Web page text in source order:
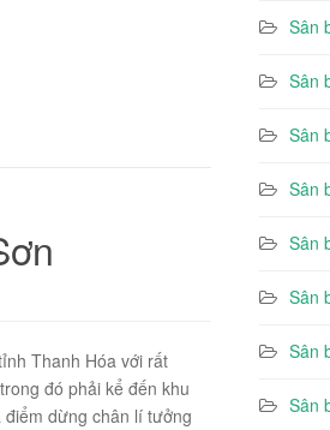
Thanh Hóa với rất
đó phải kể đến khu
dừng chân lí tưởng
Sân
Sân
Sân
Sân
Sân
Sân
Sân
Sân